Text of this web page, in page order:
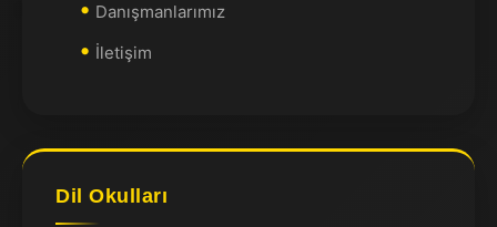
Danışmanlarımız
İletişim
Dil Okulları